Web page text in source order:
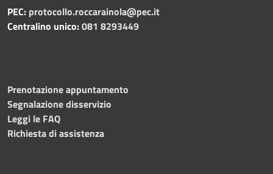
PEC: protocollo.roccarainola@pec.it
Centralino unico:081 8293449
Prenotazione appuntamento
Segnalazione disservizio
Leggi le FAQ
Richiesta di assistenza